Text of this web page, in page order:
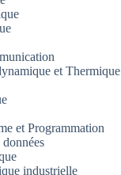
et Thermique
et Programmation
données
industrielle